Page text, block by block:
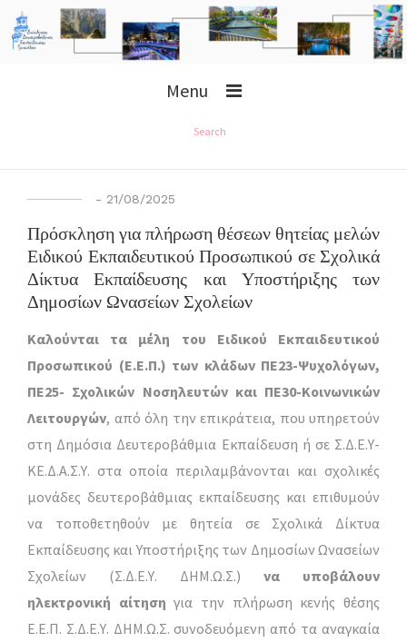
Menu
Search
- 21/08/2025
Πρόσκληση για πλήρωση θέσεων θητείας μελών
Ειδικού Εκπαιδευτικού Προσωπικού σε Σχολικά
Δίκτυα Εκπαίδευσης και Υποστήριξης των
Δημοσίων Ωνασείων Σχολείων
Καλούνται τα μέλη του Ειδικού Εκπαιδευτικού
Προσωπικού (Ε.Ε.Π.) των κλάδων ΠΕ23-Ψυχολόγων,
ΠΕ25- Σχολικών Νοσηλευτών και ΠΕ30-Κοινωνικών
Λειτουργών, από όλη την επικράτεια, που υπηρετούν
στη Δημόσια Δευτεροβάθμια Εκπαίδευση ή σε Σ.Δ.Ε.Υ-
ΚΕ.Δ.Α.Σ.Υ. στα οποία περιλαμβάνονται και σχολικές
μονάδες δευτεροβάθμιας εκπαίδευσης και επιθυμούν
να τοποθετηθούν με θητεία σε Σχολικά Δίκτυα
Εκπαίδευσης και Υποστήριξης των Δημοσίων Ωνασείων
Σχολείων (Σ.Δ.Ε.Υ. ΔΗΜ.Ω.Σ.) να υποβάλουν
ηλεκτρονική αίτηση για την πλήρωση κενής θέσης
Ε.Ε.Π. Σ.Δ.Ε.Υ. ΔΗΜ.Ω.Σ. συνοδευόμενη από τα αναγκαία